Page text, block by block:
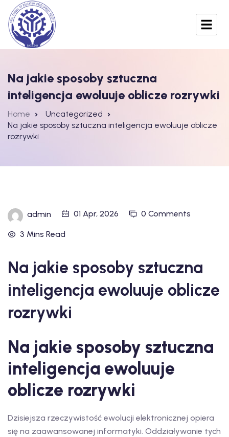
Na jakie sposoby sztuczna
inteligencja ewoluuje oblicze rozrywki
Home
Uncategorized
Na jakie sposoby sztuczna inteligencja ewoluuje oblicze
rozrywki
admin 01 Apr, 2026 0 Comments
3 Mins Read
Na jakie sposoby sztuczna
inteligencja ewoluuje oblicze
rozrywki
Na jakie sposoby sztuczna
inteligencja ewoluuje
oblicze rozrywki
Dzisiejsza rzeczywistość ewolucji elektronicznej opiera
się na zaawansowanej informatyki. Oddziaływanie tych